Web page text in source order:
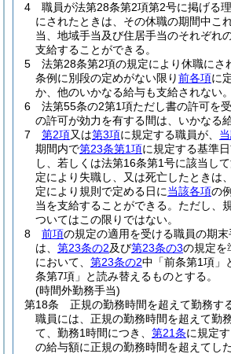
4
職員が法第28条第2項第2号に掲げる
にされたときは、その休職の期間中こ
当、地域手当及び住居手当のそれぞれ
支給することができる。
5
法第28条第2項の規定により休職にさ
条例に別段の定めがない限り前各項に
か、他のいかなる給与も支給されない。
6
法第55条の2第1項ただし書の許可を
の許可が効力を有する間は、いかなる
7
第2項又は第3項に規定する職員が、
期間内で第23条第1項に規定する基準
し、若しくは法第16条第1号に該当し
定により失職し、又は死亡したときは、
定により規則で定める日に当該各項の
当を支給することができる。 ただし、
ついてはこの限りではない。
8
前項の規定の適用を受ける職員の期
は、 第23条の2及び第23条の3の規定を
において、 第23条の2中「前条第1項」
条第7項」と読み替えるものとする。
(時間外勤務手当)
第18条
正規の勤務時間を超えて勤務す
職員には、正規の勤務時間を超えて勤
て、勤務1時間につき、 第21条に規定
の給与額に正規の勤務時間を超えてし